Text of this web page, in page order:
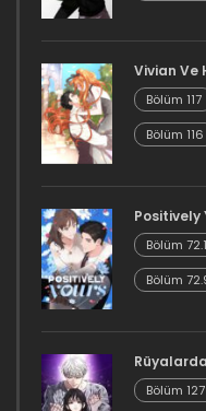
Bölüm 100
1 Ocak 2023
Bölüm 99
1 Ocak 2023
Bölüm 98
1 Ocak 2023
Bölüm 97
Bölüm 96
Vivian Ve
Bölüm 117
Bölüm 116
Positively
Bölüm
Bölüm
Bölüm 127